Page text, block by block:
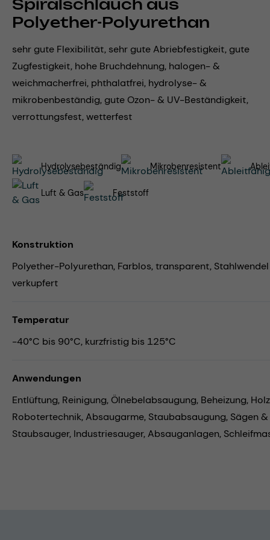
Spiralschlauch aus
Polyether-Polyurethan
sehr gute Flexibilität, sehr gute Abriebfestigkeit, gute
Zugfestigkeit, hohe Bruchdehnung, halogen- &
weichmacherfrei, phthalatfrei, hydrolyse- &
mikrobenbeständig, gute Ozon- & UV-Beständigkeit,
verrottungsfest, wetterfest
Hydrolysebeständig Mikrobenresistent
Luft & Gas Feststoff
Konstruktion
Polyether-Polyurethan, Farblos, transparent,
verkupfert
Temperatur
-40°C bis 90°C, kurzfristig bis 125°C
Anwendungen
Entlüftung, Reinigung, Ölnebelabsaugung, Beheizung,
Robotertechnik,Absaugarme, Staubabsaugung, Sägen
Staubsauger, Industriesauger,Absauganlagen,